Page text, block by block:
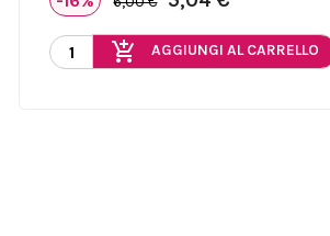
add_shopping_cart AGGIUNGI AL CARRELLO